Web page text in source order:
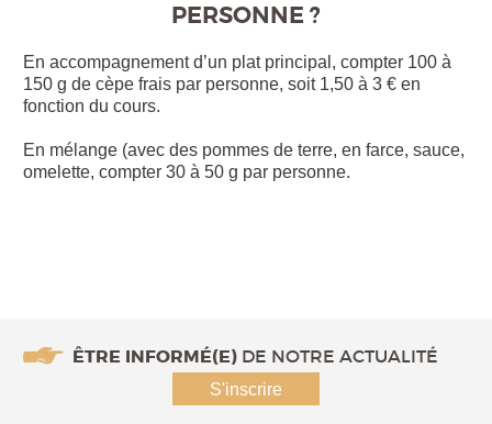
PERSONNE ?
En accompagnement d’un plat principal, compter 100 à
150 g de cèpe frais par personne, soit 1,50 à 3 € en
fonction du cours.
En mélange (avec des pommes de terre, en farce, sauce,
omelette, compter 30 à 50 g par personne.
ÊTRE INFORMÉ(E) DE NOTRE ACTUALITÉ
S'inscrire